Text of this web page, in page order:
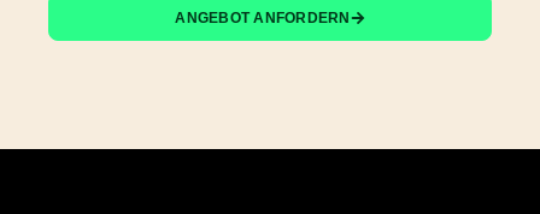
ANGEBOT ANFORDERN